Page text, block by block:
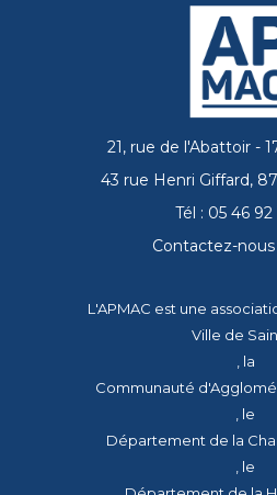
21, rue de l'Abattoir -
43 rue Henri Giffard,
Tél : 05 46 92
Contactez-
L'APMAC est une
Ville de
, la
Communauté
, le
Département de la
, le